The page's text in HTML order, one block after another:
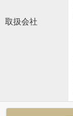
取扱会社